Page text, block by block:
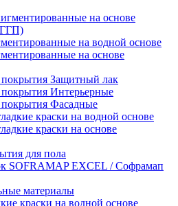
на основе
на водной основе
на основе
Защитный лак
Интерьерные
Фасадные
краски на водной основе
краски на основе
для пола
SOFRAMAP EXCEL / Софрамап
материалы
краски на водной основе